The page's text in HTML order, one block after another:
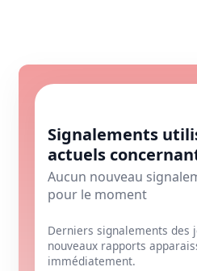
Signalements
actuels
Aucun nouveau
pour le moment
Derniers signalements des
nouveaux rapports
immédiatement.